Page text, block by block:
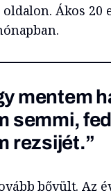
Ákos 20
mentem
semmi,
rezsijét.”
bővült. Az